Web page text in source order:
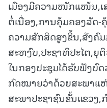
ເມືອງມີຄວາມໜັກແໜ້ນ,ເ
ຕໍ່ເນື່ອງ,ການຄຸ້ມຄອງລັດ
ຄວາມສັກສິດສູງຂຶ້ນ,ສັງຄົ
ສະຫງົບ,ປະຊາທິປະໄຕ,ຍຸ
ໃນກອງປະຊຸມໄດ້ຮັບຟັງບົ
ກົດໝາຍວ່າດ້ວຍສະພາແ
ສະພາປະຊາຊົນຂັ້ນແຂວງ